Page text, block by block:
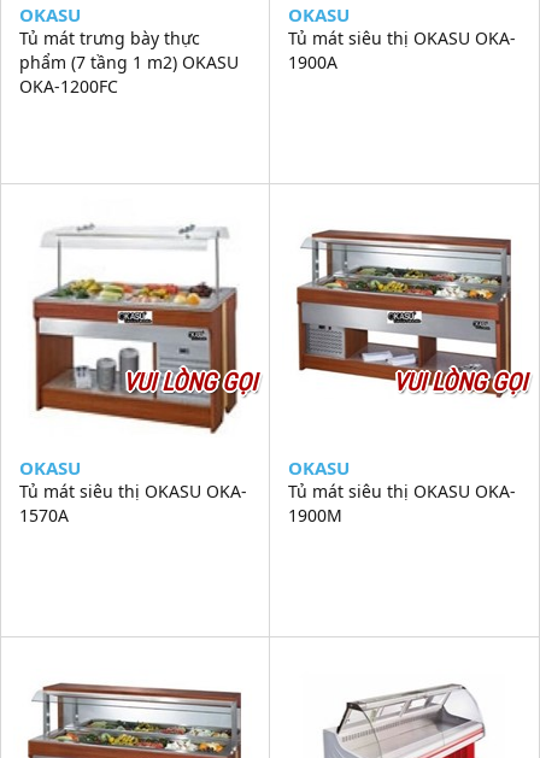
OKASU
Tủ mát trưng bày thực
phẩm (7 tầng 1 m2) OKASU
OKA-1200FC
OKASU
Tủ mát siêu thị OKASU OKA-
1900A
VUI LÒNG GỌI
OKASU
Tủ mát siêu thị OKASU OKA-
1570A
VUI LÒNG GỌI
OKASU
Tủ mát siêu thị OKASU OKA-
1900M